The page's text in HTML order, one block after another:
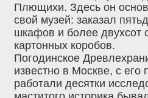
Плющихи. Здесь он
свой музей: заказал
шкафов и более двухсот
картонных коробов.
Погодинское
известно в Москве, с его
работали десятки